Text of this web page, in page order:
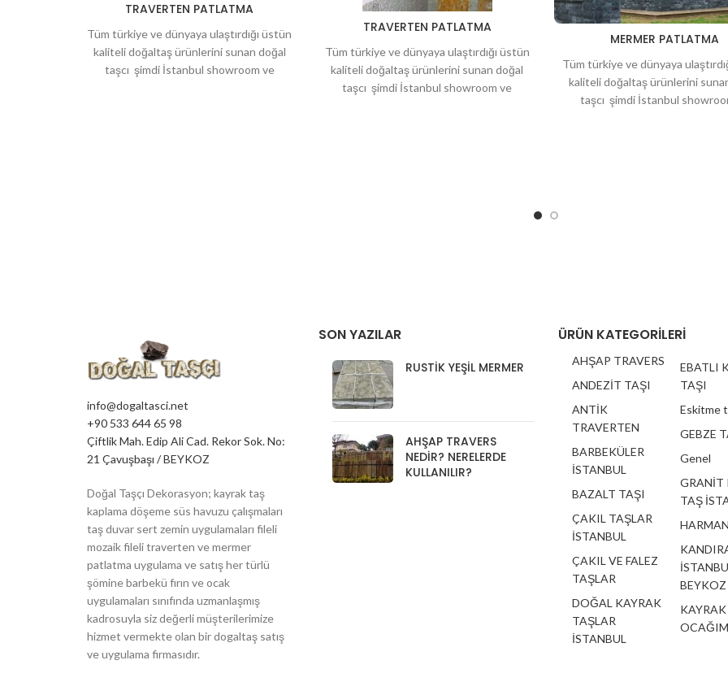
TRAVERTEN PATLATMA
Tüm türkiye ve dünyaya ulaştırdığı üstün
kaliteli doğaltaş ürünlerini sunan doğal
taşcı şimdi İstanbul showroom ve
TRAVERTEN PATLATMA
Tüm türkiye ve dünyaya ulaştırdığı üstün
kaliteli doğaltaş ürünlerini sunan doğal
taşcı şimdi İstanbul showroom ve
MERMER PATLATMA
Tüm türkiye ve dünyaya
kaliteli doğaltaş ürünlerini
taşcı şimdi İstanbul
info@dogaltasci.net
+90 533 644 65 98
Çiftlik Mah. Edip Ali Cad. Rekor Sok. No:
21 Çavuşbaşı / BEYKOZ
Doğal Taşçı Dekorasyon; kayrak taş
kaplama döşeme süs havuzu çalışmaları
taş duvar sert zemin uygulamaları fileli
mozaik fileli traverten ve mermer
patlatma uygulama ve satış her türlü
şömine barbekü fırın ve ocak
uygulamaları sınıfında uzmanlaşmış
kadrosuyla siz değerli müşterilerimize
hizmet vermekte olan bir dogaltaş satış
ve uygulama firmasıdır.
SON YAZILAR
RUSTIK YEŞIL MERMER
AHŞAP TRAVERS
NEDIR? NERELERDE
KULLANILIR?
ÜRÜN KATEGORILERI
AHŞAP TRAVERS
ANDEZİT TAŞI
ANTİK
TRAVERTEN
BARBEKÜLER
İSTANBUL
BAZALT TAŞI
ÇAKIL TAŞLAR
İSTANBUL
ÇAKIL VE FALEZ
TAŞLAR
DOĞAL KAYRAK
TAŞLAR
İSTANBUL
EBATLI
TAŞI
Eskitme
GEBZE
Genel
GRANİT
TAŞ
BEYKOZ